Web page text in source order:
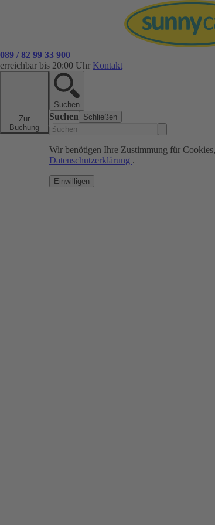
089 / 82 99 33 900
erreichbar bis 20:00 Uhr Kontakt
Zur
Buchung
Suchen
Suchen Schließen
Wir benötigen Ihre Zustimmung für
Datenschutzerklärung .
Einwilligen